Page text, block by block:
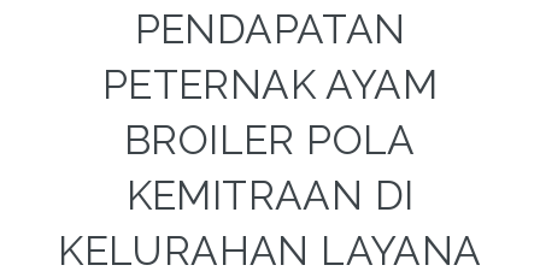
PENDAPATAN
PETERNAK AYAM
BROILER POLA
KEMITRAAN DI
KELURAHAN LAYANA